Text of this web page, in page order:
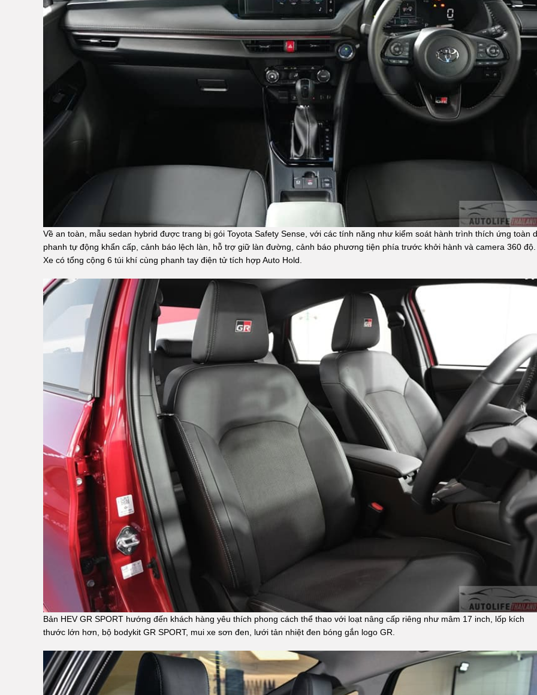
Về an toàn, mẫu sedan hybrid được trang bị gói Toyota Safety Sense, với các tính năng như kiểm soát hành trình thích ứng toàn
phanh tự động khẩn cấp, cảnh báo lệch làn, hỗ trợ giữ làn đường, cảnh báo phương tiện phía trước khởi hành và camera 360 độ.
Xe có tổng cộng 6 túi khí cùng phanh tay điện tử tích hợp Auto Hold.
Bản HEV GR SPORT hướng đến khách hàng yêu thích phong cách thể thao với loạt nâng cấp riêng như mâm 17 inch, lốp kích
thước lớn hơn, bộ bodykit GR SPORT, mui xe sơn đen, lưới tản nhiệt đen bóng gắn logo GR.